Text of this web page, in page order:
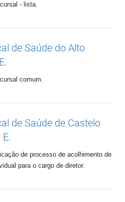
- lista.
de Saúde do Alto
comum.
de Saúde de Castelo
de processo de acolhimento de
para o cargo de diretor.